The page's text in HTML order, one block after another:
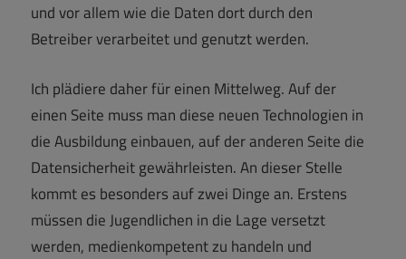
und vor allem wie die Daten dort durch den
Betreiber verarbeitet und genutzt werden.
Ich plädiere daher für einen Mittelweg. Auf der
einen Seite muss man diese neuen Technologien in
die Ausbildung einbauen, auf der anderen Seite die
Datensicherheit gewährleisten. An dieser Stelle
kommt es besonders auf zwei Dinge an. Erstens
müssen die Jugendlichen in die Lage versetzt
werden, medienkompetent zu handeln und